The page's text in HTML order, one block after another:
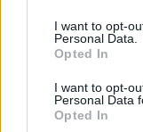
I want to opt-
Personal Data.
Opted In
I want to opt-
Personal Data
Opted In
Genom att använda
utrymme som är
bilder som byts ut